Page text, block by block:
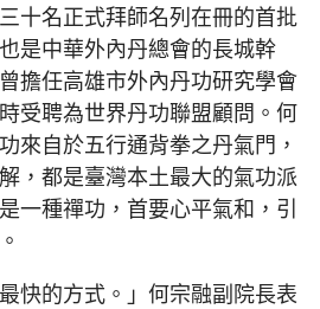
十名正式拜師名列在冊的首批
是中華外內丹總會的長城幹
擔任高雄市外內丹功研究學會
受聘為世界丹功聯盟顧問。何
來自於五行通背拳之丹氣門，
，都是臺灣本土最大的氣功派
一種禪功，首要心平氣和，引
快的方式。」何宗融副院長表